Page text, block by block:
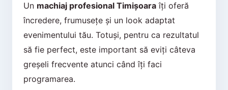
Un machiaj profesional Timișoaraîți oferă
încredere, frumusețe și un look adaptat
evenimentului tău. Totuși, pentru ca rezultatul
să fie perfect, este important să eviți câteva
greșeli frecvente atunci când îți faci
programarea.